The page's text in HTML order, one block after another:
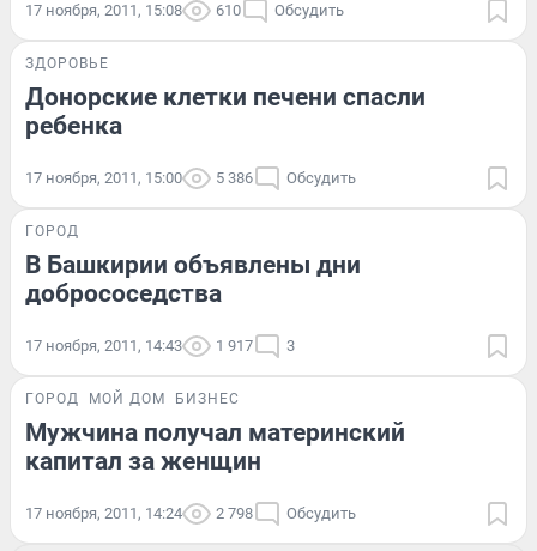
17 ноября, 2011, 15:08 610 Обсудить
ЗДОРОВЬЕ
Донорские клетки печени спасли
ребенка
17 ноября, 2011, 15:00 5 386 Обсудить
ГОРОД
В Башкирии объявлены дни
добрососедства
17 ноября, 2011, 14:43 1 917 3
ГОРОД МОЙ ДОМ БИЗНЕС
Мужчина получал материнский
капитал за женщин
17 ноября, 2011, 14:24 2 798 Обсудить